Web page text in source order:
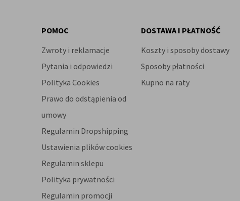
POMOC
Zwroty i reklamacje
Pytania i odpowiedzi
Polityka Cookies
Prawo do odstąpienia od
umowy
Regulamin Dropshipping
Ustawienia plików cookies
Regulamin sklepu
Polityka prywatności
Regulamin promocji
DOSTAWA I PŁATNOŚĆ
Koszty i sposoby dostawy
Sposoby płatności
Kupno na raty